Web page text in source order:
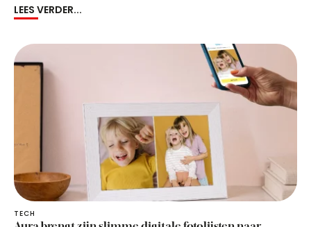
LEES VERDER...
TECH